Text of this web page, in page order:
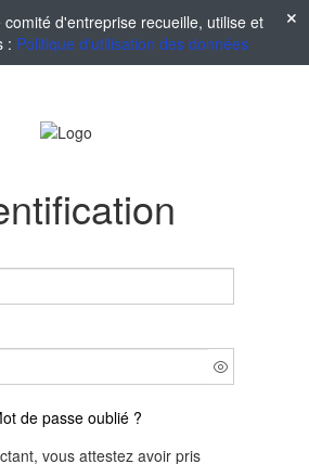
d'entreprise recueille, utilise et
: Politique d'utilisation des données
de passe oublié ?
vous attestez avoir pris